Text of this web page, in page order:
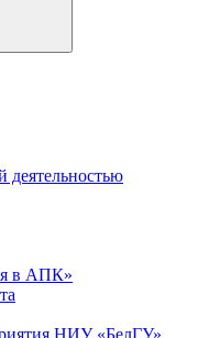
деятельностью
в АПК»